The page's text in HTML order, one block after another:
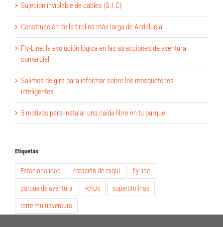
Sujeción inviolable de cables (S.I.C)
Construcción de la tirolina más larga de Andalucía
Fly-Line: la evolución lógica en las atracciones de aventura
comercial
Salimos de gira para informar sobre los mosquetones
inteligentes
5 motivos para instalar una caída libre en tu parque
Etiquetas
Estacionalidad estación de esquí fly line
parque de aventura RADs supertirolinas
torre multiaventura